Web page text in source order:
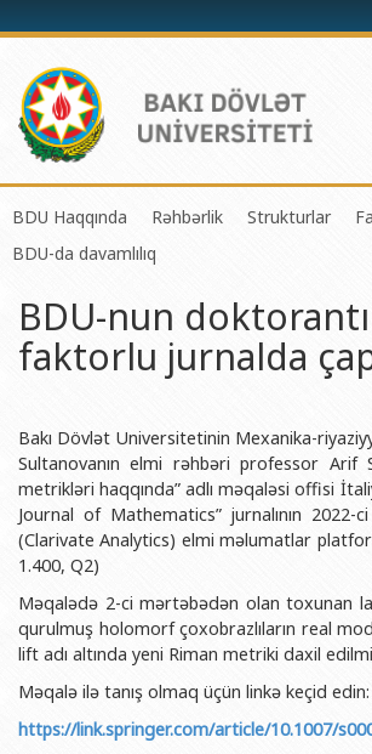
BDU Haqqında
BDU-nun tarixi
BDU-nun Missiya və Strateji inkişaf planı
BDU-nun İnkişaf Proqramı (2014-2020)
BDU-nun üzv olduğu beynəlxalq təşkilatlar
BDU-nun qrant layihələri
Rektorlarımız
BDU-nun məzunları
Fəxri doktorlarımız
BDU-da təhsil
BDU-da tədris olunan ixtisaslar
Universitet tarixinin ən mühüm hadisələri
Rəhbərlik
Prorektorlar
Elmi Şura
Həmkarlar İttifaqı
Tədris Metodiki Şura
Strukturlar
Elmi
Informasiya
Xarici
Humanitar
Sənədlər
Maliyyə və
Keyfiyyətin
Psixoloji
BDU-da davamlılıq
BDU-nun
faktorlu jurnalda
Bakı Dövlət Universitetinin Mexanika-
Sultanovanın elmi rəhbəri professor Arif
metrikləri haqqında” adlı məqaləsi offisi
Journal of Mathematics” jurnalının
(Clarivate Analytics) elmi məlumatlar
1.400, Q2)
Məqalədə 2-ci mərtəbədən olan toxunan
qurulmuş holomorf çoxobrazlıların real
lift adı altında yeni Riman metriki daxil
Məqalə ilə tanış olmaq üçün linkə keçid edin:
https://link.springer.com/article/10.1007/